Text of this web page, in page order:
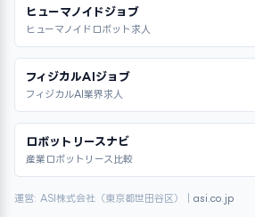
ヒューマノイドジョブ
ヒューマノイドロボット求人
フィジカルAIジョブ
フィジカルAI業界求人
ロボットリースナビ
産業ロボットリース比較
運営: ASI株式会社（東京都世田谷区）｜ asi.co.jp